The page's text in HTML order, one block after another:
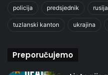
policija predsjednik rusija
tuzlanski kanton ukrajina
Preporučujemo